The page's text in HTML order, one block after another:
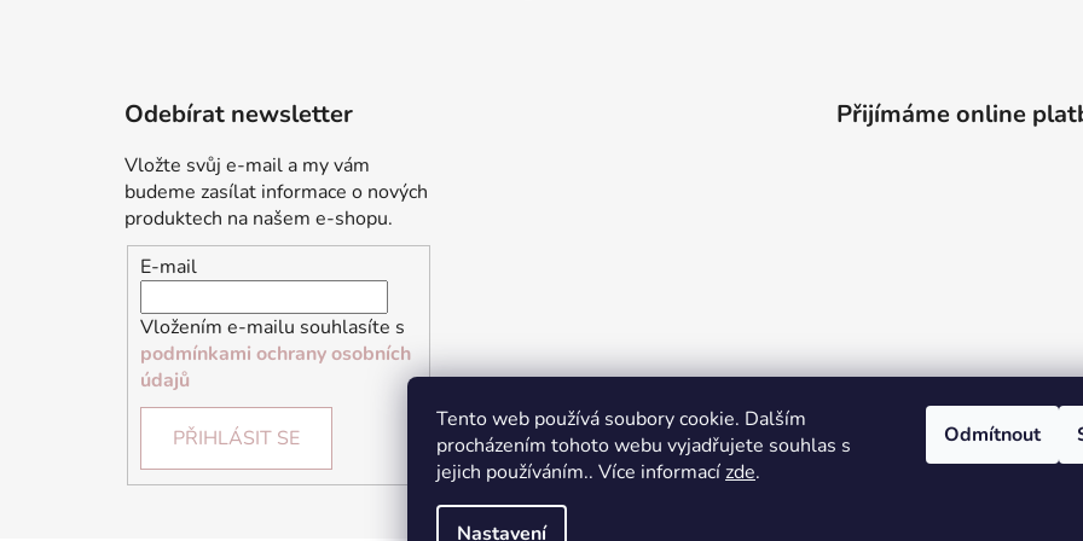
Tento web používá soubory cookie. Dalším
procházením tohoto webu vyjadřujete souhlas s
jejich používáním.. Více informacízde.
Nastavení
Odmítnout
Odebírat newsletter
Vložte svůj e-mail a my vám
budeme zasílat informace o nových
produktech na našem e-shopu.
E-mail
Vložením e-mailu souhlasíte s
podmínkami ochrany osobních
údajů
PŘIHLÁSIT SE
Přijímáme online